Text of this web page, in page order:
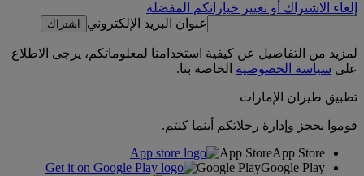
إلغاء الاشتراك أو تغيير خياراتكم المفضلة
عنوان البريد الإلكتروني
اشتراك
لمزيد من التفاصيل عن كيفية استخدامنا لمعلوماتكم، يرجى الاطلاع
على سياسة الخصوصية الخاصة بنا.
تطبيق طيران الإمارات
قوموا بحجز وإدارة رحلاتكم أينما كنتم.
App StoreApp Store
Google PlayGoogle Play